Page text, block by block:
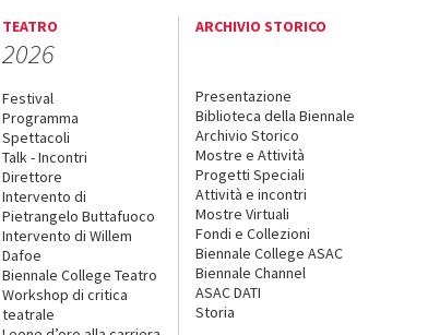
TEATRO
2026
Festival
Programma
Spettacoli
Talk - Incontri
Direttore
Intervento di
Pietrangelo Buttafuoco
Intervento di Willem
Dafoe
Biennale College Teatro
Workshop di critica
teatrale
ARCHIVIO STORICO
Presentazione
Biblioteca della Biennale
Archivio Storico
Mostre e Attività
Progetti Speciali
Attività e incontri
Mostre Virtuali
Fondi e Collezioni
Biennale College ASAC
Biennale Channel
ASAC DATI
Storia